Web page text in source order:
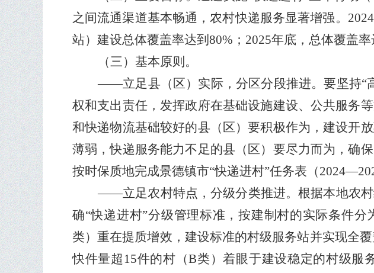
之间流通渠道基本畅通，农村快递服务显著增强。 2024
站）建设总体覆盖率达到 80% ； 2025年底，总体覆盖率
（三）基本原则。
——立足县（区）实际，分区分段推进。要坚持“
权和支出责任，发挥政府在基础设施建设、公共服务
和快递物流基础较好的县（区）要积极作为，建设开
薄弱，快递服务能力不足的县（区）要尽力而为，确
按时保质地完成景德镇市“快递进村”任务表（2024—
——立足农村特点，分级分类推进。根据本地农
确“快递进村”分级管理标准，按建制村的实际条件分
类）重在提质增效，建设标准的村级服务站并实现全
快件量超 15件的村（B类）着眼于建设稳定的村级服